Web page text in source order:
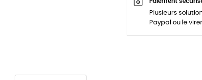
Plusieurs
Paypal ou le